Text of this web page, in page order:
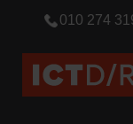
010 274